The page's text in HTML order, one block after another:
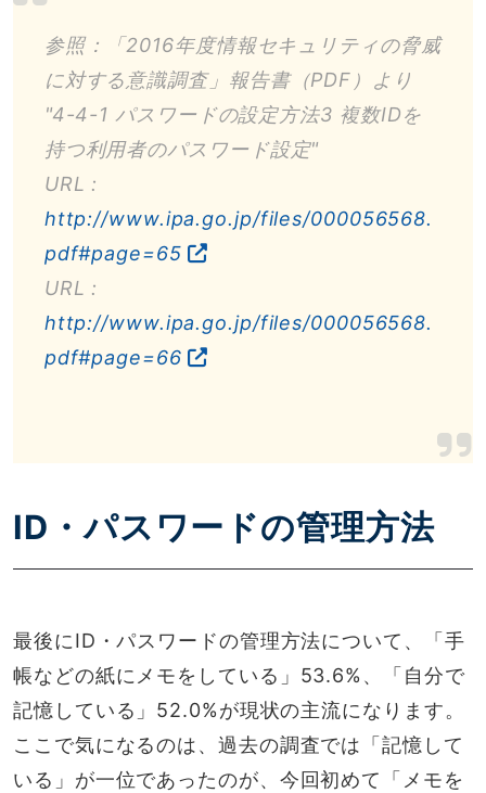
参照：「2016年度情報セキュリティの脅威
に対する意識調査」報告書（PDF）より
"4-4-1 パスワードの設定方法3 複数IDを
持つ利用者のパスワード設定"
URL :
http://www.ipa.go.jp/files/000056568.
pdf#page=65
URL :
http://www.ipa.go.jp/files/000056568.
pdf#page=66
ID・パスワードの管理方法
最後にID・パスワードの管理方法について、「手
帳などの紙にメモをしている」53.6%、「自分で
記憶している」52.0%が現状の主流になります。
ここで気になるのは、過去の調査では「記憶して
いる」が一位であったのが、今回初めて「メモを